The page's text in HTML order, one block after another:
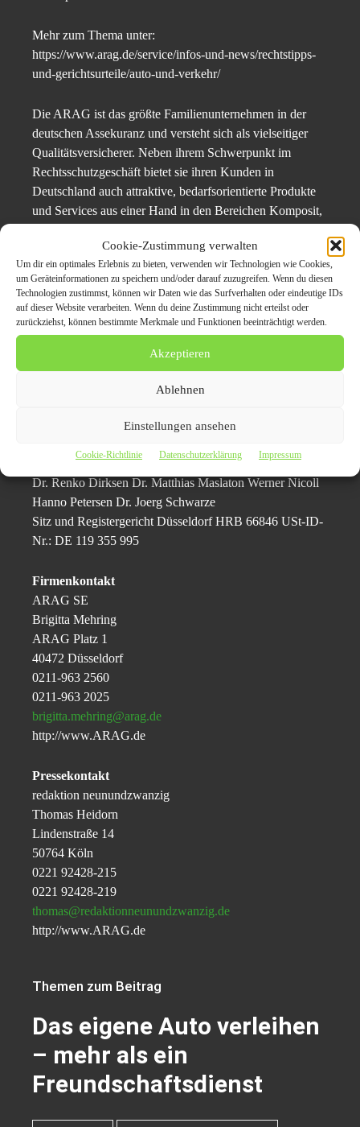
Cookie-Zustimmung verwalten
Um dir ein optimales Erlebnis zu bieten, verwenden wir Technologien wie Cookies,
um Geräteinformationen zu speichern und/oder darauf zuzugreifen. Wenn du diesen
Technologien zustimmst, können wir Daten wie das Surfverhalten oder eindeutige IDs
auf dieser Website verarbeiten. Wenn du deine Zustimmung nicht erteilst oder
zurückziehst, können bestimmte Merkmale und Funktionen beeinträchtigt werden.
Akzeptieren
Ablehnen
Einstellungen ansehen
Cookie-Richtlinie Datenschutzerklärung Impressum
Mehr zum Thema unter:
https://www.arag.de/service/infos-und-news/rechtstipps-
und-gerichtsurteile/auto-und-verkehr/
Die ARAG ist das größte Familienunternehmen in der
deutschen Assekuranz und versteht sich als vielseitiger
Qualitätsversicherer. Neben ihrem Schwerpunkt im
Rechtsschutzgeschäft bietet sie ihren Kunden in
Deutschland auch attraktive, bedarfsorientierte Produkte
und Services aus einer Hand in den Bereichen Komposit,
– inklusive den USA und Kanada – nimmt die ARAG
zudem über ihre internationalen Niederlassungen,
Gesellschaften und Beteiligungen in vielen internationalen
Märkten mit ihren Rechtsschutzversicherungen und
Rechtsdienstleistungen eine führende Position ein. Mit
ARAG SE ARAG Platz 1 40472 Düsseldorf
c. Paul-Otto Faßbender (Vors.)
Dr. Renko Dirksen Dr. Matthias Maslaton Werner Nicoll
Hanno Petersen Dr. Joerg Schwarze
Sitz und Registergericht Düsseldorf HRB 66846 USt-ID-
Nr.: DE 119 355 995
Firmenkontakt
ARAG SE
Brigitta Mehring
ARAG Platz 1
40472 Düsseldorf
0211-963 2560
0211-963 2025
brigitta.mehring@arag.de
http://www.ARAG.de
Pressekontakt
redaktion neunundzwanzig
Thomas Heidorn
Lindenstraße 14
50764 Köln
0221 92428-215
0221 92428-219
thomas@redaktionneunundzwanzig.de
http://www.ARAG.de
Themen zum Beitrag
Das eigene Auto verleihen
– mehr als ein
Freundschaftsdienst